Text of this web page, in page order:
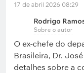
17 de abril 2026 08:29
Rodrigo
Sobre o autor
O ex-chefe do
Brasileira, Dr.
detalhes sobre a